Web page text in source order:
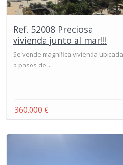
Ref. 52008 Preciosa
vivienda junto al mar!!!
Se vende magnífica vivienda ubicada
a pasos de ...
360.000 €